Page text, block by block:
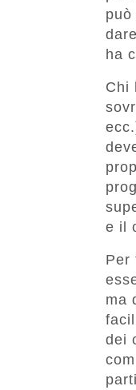
ha
Chi
e il
Per
ma
dei